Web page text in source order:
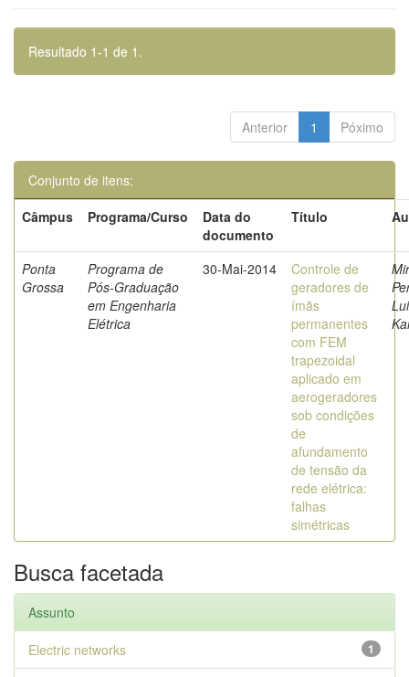
Resultado 1-1 de 1.
Anterior 1 Póximo
Conjunto de itens:
Câmpus
Programa/Curso
Data do
documento
Título
Ponta
Grossa
Programa de
Pós-Graduação
em Engenharia
Elétrica
30-Mai-2014
Controle de
geradores de
ímãs
permanentes
com FEM
trapezoidal
aplicado em
aerogeradores
sob condições
de
afundamento
de tensão da
rede elétrica:
falhas
simétricas
Busca facetada
Assunto
1
Electric networks